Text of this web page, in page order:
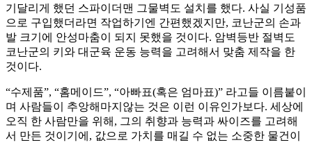
기달리게 했던 스파이더맨 그물벽도 설치를 했다. 사실 기성품
으로 구입했더라면 작업하기엔 간편했겠지만, 코난군의 손과
발 크기에 안성마춤이 되지 못했을 것이다. 암벽등반 절벽도
코난군의 키와 대군육 운동 능력을 고려해서 맞춤 제작을 한
것이다.
“수제품”, “홈메이드”, “아빠표(혹은 엄마표)” 라고들 이름붙이
며 사람들이 추앙해마지않는 것은 이런 이유인가보다. 세상에
오직 한 사람만을 위해, 그의 취향과 능력과 싸이즈를 고려해
서 만든 것이기에, 값으로 가치를 매길 수 없는 소중한 물건이